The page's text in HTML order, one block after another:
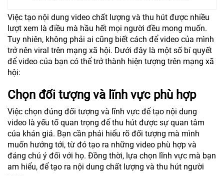
Việc tạo nội dung video chất lượng và thu hút được nhiều
lượt xem là điều mà hầu hết mọi người đều mong muốn.
Tuy nhiên, không phải ai cũng biết cách để video của mình
trở nên viral trên mạng xã hội. Dưới đây là một số bí quyết
để video của bạn có thể trở thành hiện tượng trên mạng xã
hội:
Chọn đối tượng và lĩnh vực phù hợp
Việc chọn đúng đối tượng và lĩnh vực để tạo nội dung
video là yếu tố quan trọng để thu hút được sự quan tâm
của khán giả. Bạn cần phải hiểu rõ đối tượng mà mình
muốn hướng tới, từ đó tạo ra những video phù hợp và
đáng chú ý đối với họ. Đồng thời, lựa chọn lĩnh vực mà bạn
am hiểu, để tạo ra nội dung chất lượng và thu hút người